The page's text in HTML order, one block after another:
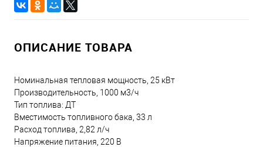
ОПИСАНИЕ ТОВАРА
Номинальная тепловая мощность, 25 кВт
Производительность, 1000 м3/ч
Тип топлива: ДТ
Вместимость топливного бака, 33 л
Расход топлива, 2,82 л/ч
Напряжение питания, 220 В